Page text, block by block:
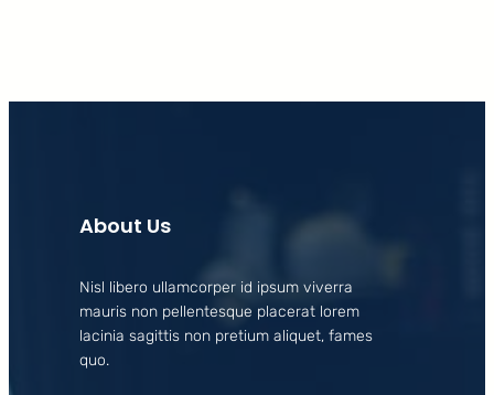
About Us
Nisl libero ullamcorper id ipsum viverra
mauris non pellentesque placerat lorem
lacinia sagittis non pretium aliquet, fames
quo.